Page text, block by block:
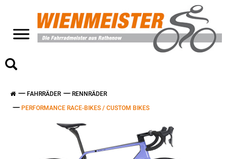
FAHRRÄDER
RENNRÄDER
PERFORMANCE RACE-BIKES / CUSTOM BIKES